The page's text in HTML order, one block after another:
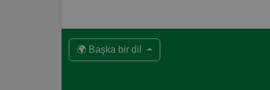
🌍 Başka bir dil